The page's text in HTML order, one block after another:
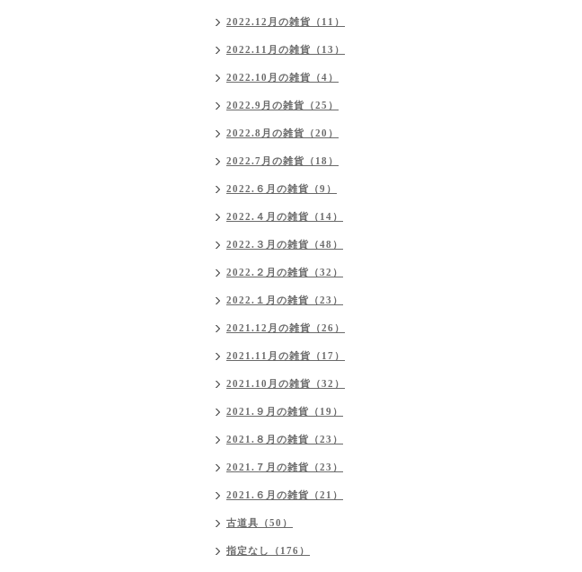
2022.12月の雑貨（11）
2022.11月の雑貨（13）
2022.10月の雑貨（4）
2022.9月の雑貨（25）
2022.8月の雑貨（20）
2022.7月の雑貨（18）
2022.６月の雑貨（9）
2022.４月の雑貨（14）
2022.３月の雑貨（48）
2022.２月の雑貨（32）
2022.１月の雑貨（23）
2021.12月の雑貨（26）
2021.11月の雑貨（17）
2021.10月の雑貨（32）
2021.９月の雑貨（19）
2021.８月の雑貨（23）
2021.７月の雑貨（23）
2021.６月の雑貨（21）
古道具（50）
指定なし（176）